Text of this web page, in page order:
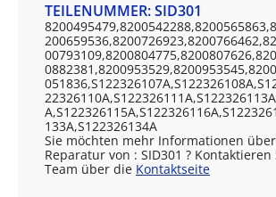
TEILENUMMER: SID301
133A,S122326134A
Sie möchten mehr Informationen
Reparatur von : SID301 ?
Team über die Kontaktseite